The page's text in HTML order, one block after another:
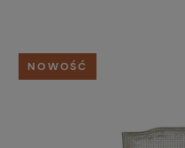
NOWOŚĆ